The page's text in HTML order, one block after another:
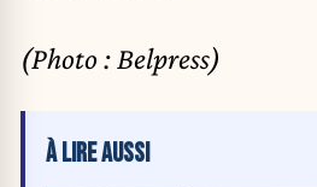
(Photo : Belpress)
À LIRE AUSSI